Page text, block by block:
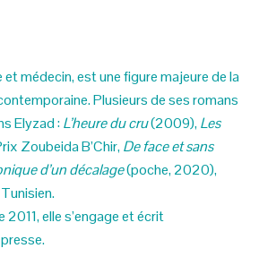
médecin, est une figure majeure de la
Plusieurs de ses romans
Elyzad :L’heure du cru(2009), Les
Zoubeida B’Chir, De face et sans
d’un décalage(poche, 2020),
elle s’engage et écrit